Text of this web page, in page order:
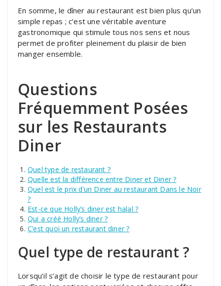
En somme, le dîner au restaurant est bien plus qu’un
simple repas ; c’est une véritable aventure
gastronomique qui stimule tous nos sens et nous
permet de profiter pleinement du plaisir de bien
manger ensemble.
Questions
Fréquemment Posées
sur les Restaurants
Diner
Quel type de restaurant ?
Quelle est la différence entre Diner et Diner ?
Quel est le prix d’un Diner au restaurant Dans le Noir
?
Est-ce que Holly’s diner est halal ?
Qui a créé Holly’s diner ?
C’est quoi un restaurant diner ?
Quel type de restaurant ?
Lorsqu’il s’agit de choisir le type de restaurant pour